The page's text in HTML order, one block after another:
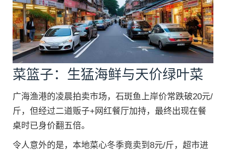
菜篮子：生猛海鲜与天价绿叶菜
广海渔港的凌晨拍卖市场，石斑鱼上岸价常跌破20元/
斤，但经过二道贩子+网红餐厅加持，最终出现在餐
桌时已身价翻五倍。
令人意外的是，本地菜心冬季竟卖到8元/斤，超市进